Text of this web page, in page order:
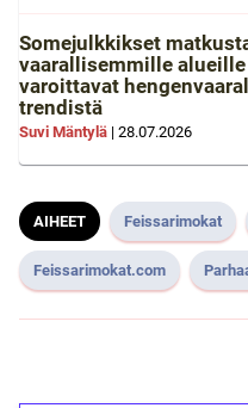
Somejulkkikset
vaarallisemmille
varoittavat
trendistä
Suvi Mäntylä | 28.07.2026
AIHEET Feissarimokat
Feissarimokat.com